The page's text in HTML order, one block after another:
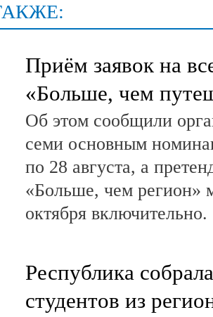
Приём заявок на
«Больше, чем
Об этом сообщили
семи основным
по 28 августа, а
«Больше, чем регион»
октября включительно.
Республика
студентов из